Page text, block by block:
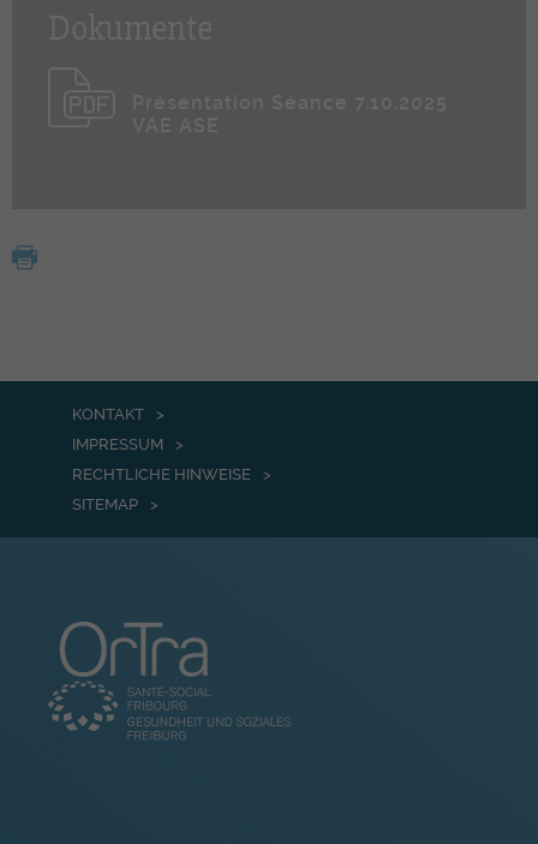
KONTAKT
IMPRESSUM
RECHTLICHE HINWEISE
SITEMAP